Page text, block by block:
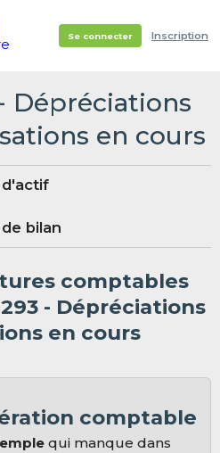
Se connecter Inscription
Dépréciations
en cours
d'actif
bilan
comptables
- Dépréciations
en cours
comptable
qui manque dans